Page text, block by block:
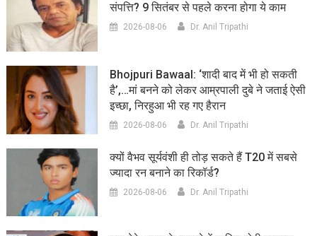
संपत्ति? 9 सितंबर से पहले करना होगा ये काम
2026-08-06 Dr. Anil Tripathi
Bhojpuri Bawaal: ‘शादी बाद में भी हो सकती
है’,…मां बनने को लेकर आम्रपाली दुबे ने जताई ऐसी
इच्छा, निरहुआ भी रह गए हैरान
2026-08-06 Dr. Anil Tripathi
क्यों वैभव सूर्यवंशी ही तोड़ सकते हैं T20 में सबसे
ज्यादा रन बनाने का रिकॉर्ड?
2026-08-06 Dr. Anil Tripathi